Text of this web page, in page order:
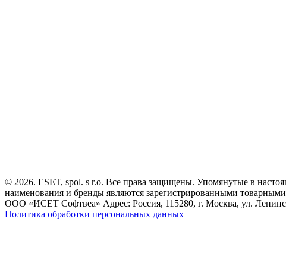
© 2026. ESET, spol. s r.o. Все права защищены. Упомянутые в
наименования и бренды являются зарегистрированными
ООО «ИСЕТ Софтвеа» Адрес: Россия, 115280, г. Москва, ул.
Политика обработки персональных данных